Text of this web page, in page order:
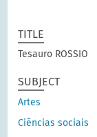
TITLE
Tesauro ROSSIO
SUBJECT
Artes
Ciências sociais